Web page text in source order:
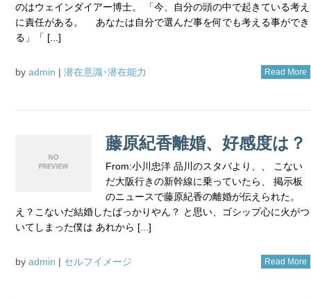
のはウェインダイアー博士。 「今、自分の頭の中で起きている考え
に責任がある。 あなたは自分で選んだ事を何でも考える事ができ
る」「 [...]
by admin | 潜在意識･潜在能力 Read More
藤原紀香離婚、好感度は？
From:小川忠洋 品川のスタバより、、 こない
だ大阪行きの新幹線に乗っていたら、 掲示板
のニュースで藤原紀香の離婚が伝えられた。
え？こないだ結婚したばっかりやん？ と思い、ゴシップ心に火がつ
いてしまった僕は あれから [...]
by admin | セルフイメージ Read More